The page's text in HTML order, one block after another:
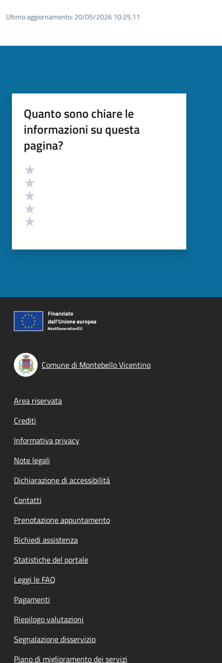
Ultimo aggiornamento: 20/05/2026 10:25.11
Quanto sono chiare le
informazioni su questa
pagina?
Valutazione
Comune di Montebello Vicentino
Footer menu
Area riservata
Crediti
Informativa privacy
Note legali
Dichiarazione di accessibilità
Contatti
Prenotazione appuntamento
Richiedi assistenza
Statistiche del portale
Leggi le FAQ
Pagamenti
Riepilogo valutazioni
Segnalazione disservizio
Piano di miglioramento dei servizi